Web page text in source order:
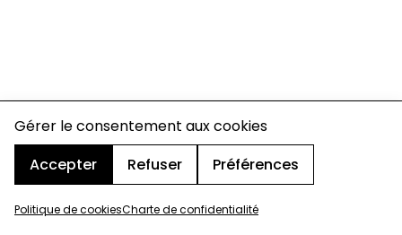
Gérer le consentement aux cookies
Accepter
Refuser Préférences
Politique de cookiesCharte de confidentialité